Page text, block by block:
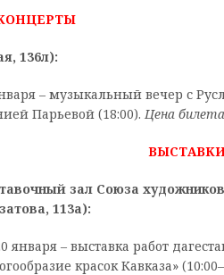
136л):
– музыкальный вечер с
Парьевой (18:00). Цена
зал Союза
113а):
января – выставка работ
красок Кавказа»